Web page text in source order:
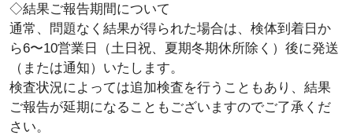
資質遺伝子検査
団体概要
プライバシーポリシー
特定商取引に基づく表示
◇結果ご報告期間について
通常、問題なく結果が得られた場合は、検体到着日か
ら6〜10営業日（土日祝、夏期冬期休所除く）後に発送
（または通知）いたします。
検査状況によっては追加検査を行うこともあり、結果
ご報告が延期になることもございますのでご了承くだ
さい。